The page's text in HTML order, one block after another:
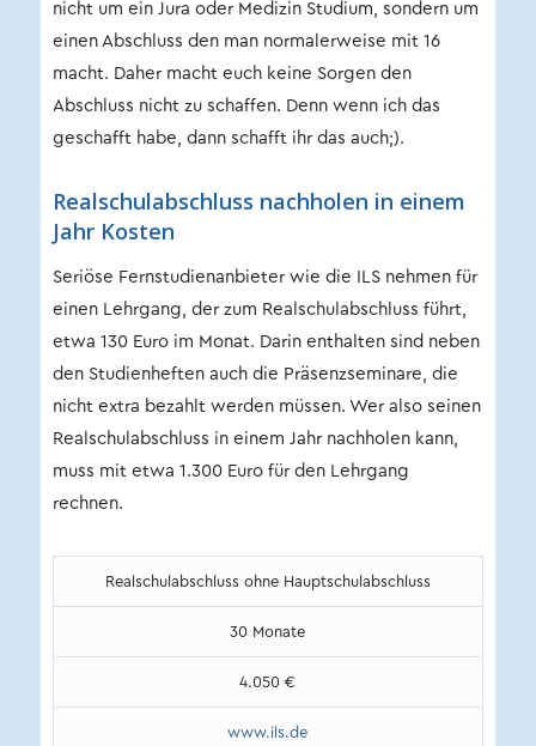
nicht um ein Jura oder Medizin Studium, sondern um
einen Abschluss den man normalerweise mit 16
macht. Daher macht euch keine Sorgen den
Abschluss nicht zu schaffen. Denn wenn ich das
geschafft habe, dann schafft ihr das auch;).
Realschulabschluss nachholen in einem
Jahr Kosten
Seriöse Fernstudienanbieter wie die ILS nehmen für
einen Lehrgang, der zum Realschulabschluss führt,
etwa 130 Euro im Monat. Darin enthalten sind neben
den Studienheften auch die Präsenzseminare, die
nicht extra bezahlt werden müssen. Wer also seinen
Realschulabschluss in einem Jahr nachholen kann,
muss mit etwa 1.300 Euro für den Lehrgang
rechnen.
Realschulabschluss ohne Hauptschulabschluss
30 Monate
4.050 €
www.ils.de